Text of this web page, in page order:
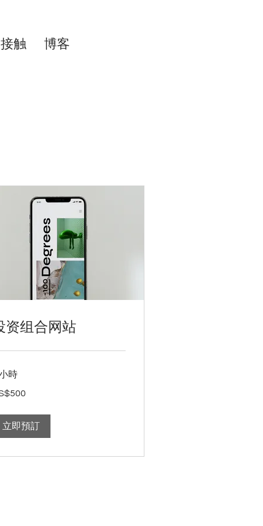
接触 博客
资组合网站
時
立即預訂